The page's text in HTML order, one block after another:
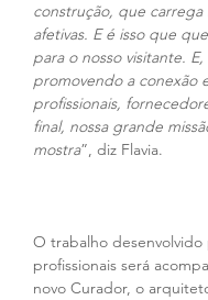
construção, que carrega
afetivas. E é isso que
para o nosso visitante. E,
promovendo a conexão
profissionais,
final, nossa grande
mostra”, diz Flavia.
O trabalho desenvolvido
profissionais será
novo Curador, o